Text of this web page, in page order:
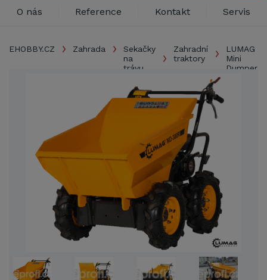
O nás Reference Kontakt Servis
EHOBBY.CZ Zahrada
Sekačky
na
trávu
Zahradní
traktory
LUMAG
Mini
Dumper